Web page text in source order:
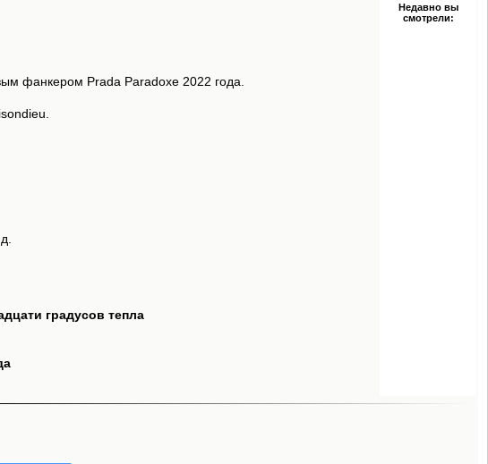
фанкером Prada Paradoxe 2022 года.
градусов тепла
Недавно вы
смотрели: